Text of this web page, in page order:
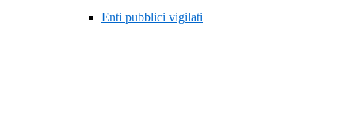
Enti pubblici vigilati